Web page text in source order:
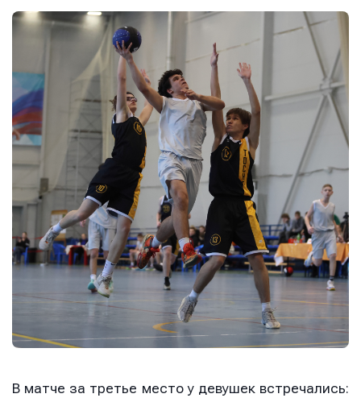
В матче за третье место у девушек встречались: